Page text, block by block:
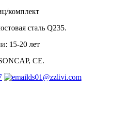
комплект
сталь Q235.
15-20 лет
CE.
ds01@zzlivi.com